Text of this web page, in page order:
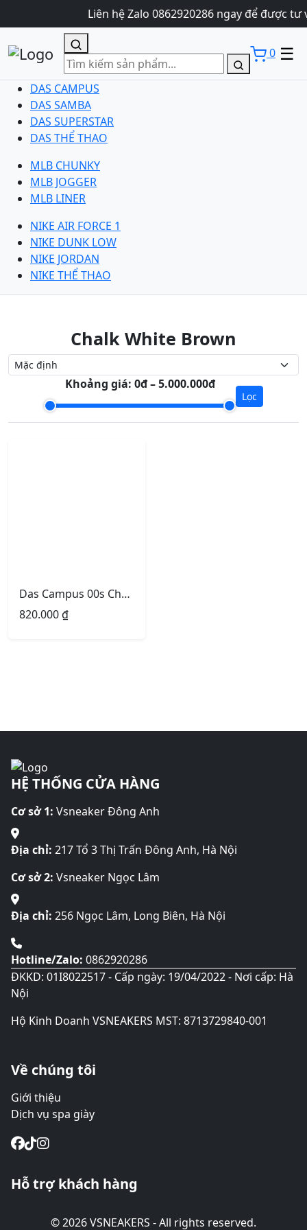
Liên hệ Zalo 0862920286 ngay để được tư
0 ☰
DAS CAMPUS
DAS SAMBA
DAS SUPERSTAR
DAS THỂ THAO
MLB CHUNKY
MLB JOGGER
MLB LINER
NIKE AIR FORCE 1
NIKE DUNK LOW
NIKE JORDAN
NIKE THỂ THAO
Chalk White Brown
Khoảng giá: 0đ – 5.000.000đ
Lọc
Das Campus 00s Chalk White Brown
820.000₫
HỆ THỐNG CỬA HÀNG
Cơ sở 1: Vsneaker Đông Anh
Địa chỉ: 217 Tổ 3 Thị Trấn Đông Anh, Hà Nội
Cơ sở 2: Vsneaker Ngọc Lâm
Địa chỉ: 256 Ngọc Lâm, Long Biên, Hà Nội
Hotline/Zalo: 0862920286
ĐKKD: 01I8022517 - Cấp ngày: 19/04/2022 - Nơi cấp: Hà
Nội
Hộ Kinh Doanh VSNEAKERS MST: 8713729840-001
Về chúng tôi
Giới thiệu
Dịch vụ spa giày
Hỗ trợ khách hàng
© 2026 VSNEAKERS - All rights reserved.